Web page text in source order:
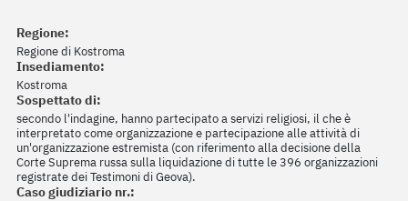
Regione:
Regione di Kostroma
Insediamento:
Kostroma
Sospettato di:
secondo l'indagine, hanno partecipato a servizi religiosi, il che è
interpretato come organizzazione e partecipazione alle attività di
un'organizzazione estremista (con riferimento alla decisione della
Corte Suprema russa sulla liquidazione di tutte le 396 organizzazioni
registrate dei Testimoni di Geova).
Caso giudiziario nr.: